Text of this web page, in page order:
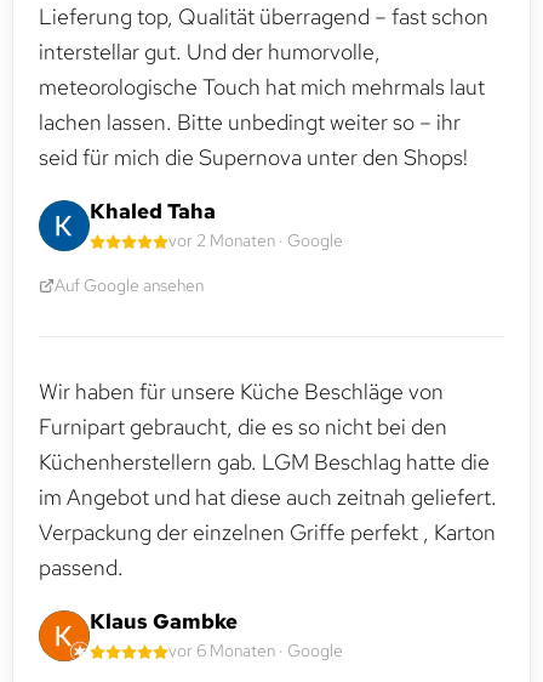
Lieferung top, Qualität überragend – fast schon
interstellar gut. Und der humorvolle,
meteorologische Touch hat mich mehrmals laut
lachen lassen. Bitte unbedingt weiter so – ihr
seid für mich die Supernova unter den Shops!
Khaled Taha
vor 2 Monaten · Google
Auf Google ansehen
Wir haben für unsere Küche Beschläge von
Furnipart gebraucht, die es so nicht bei den
Küchenherstellern gab. LGM Beschlag hatte die
im Angebot und hat diese auch zeitnah geliefert.
Verpackung der einzelnen Griffe perfekt , Karton
passend.
Klaus Gambke
vor 6 Monaten · Google